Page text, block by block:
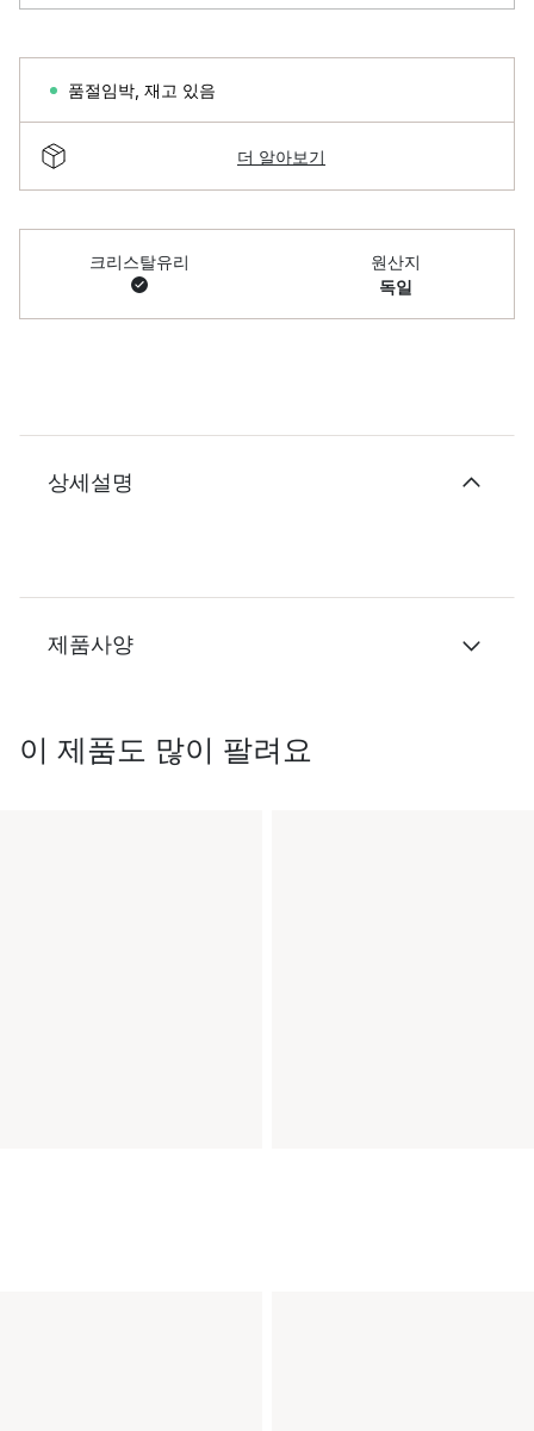
품절임박 재고 있음
더 알아보기
크리스탈유리
원산지
독일
상세설명
제품사양
이 제품도 많이 팔려요